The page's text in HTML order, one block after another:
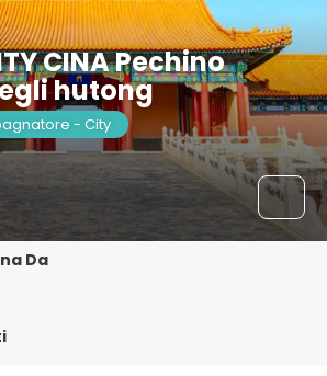
CINA Pechino
hutong
- City
Da